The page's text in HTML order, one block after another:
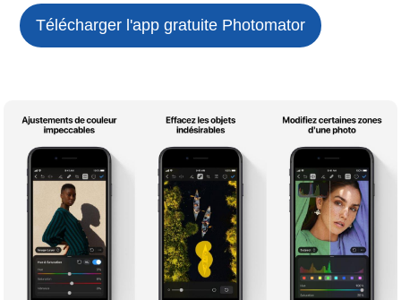
Télécharger l'app gratuite Photomator